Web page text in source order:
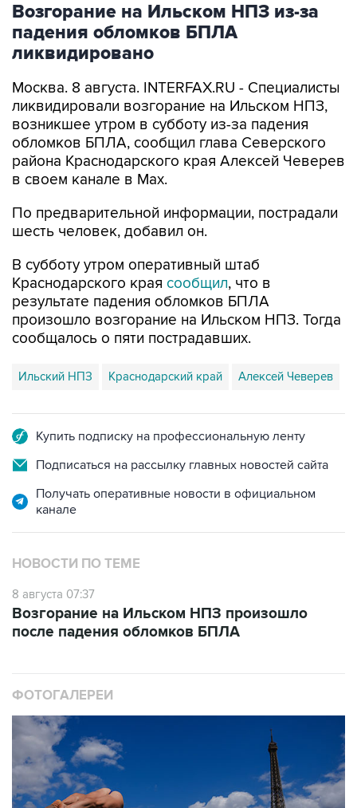
Возгорание на Ильском НПЗ из-за
падения обломков БПЛА
ликвидировано
Москва. 8 августа. INTERFAX.RU - Специалисты
ликвидировали возгорание на Ильском НПЗ,
возникшее утром в субботу из-за падения
обломков БПЛА, сообщил глава Северского
района Краснодарского края Алексей Чеверев
в своем канале в Max.
По предварительной информации, пострадали
шесть человек, добавил он.
В субботу утром оперативный штаб
Краснодарского края сообщил, что в
результате падения обломков БПЛА
произошло возгорание на Ильском НПЗ. Тогда
сообщалось о пяти пострадавших.
Ильский НПЗ Краснодарский край Алексей Чеверев
Купить подписку на профессиональную ленту
Подписаться на рассылку главных новостей сайта
Получать оперативные новости в официальном
канале
НОВОСТИ ПО ТЕМЕ
8 августа 07:37
Возгорание на Ильском НПЗ произошло
после падения обломков БПЛА
ФОТОГАЛЕРЕИ